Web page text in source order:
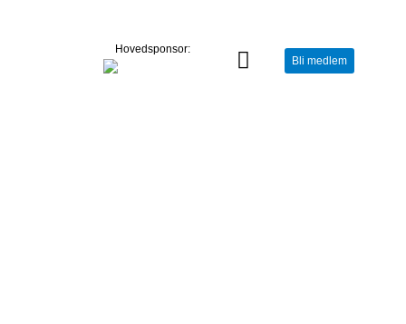
Hovedsponsor:
Bli medlem